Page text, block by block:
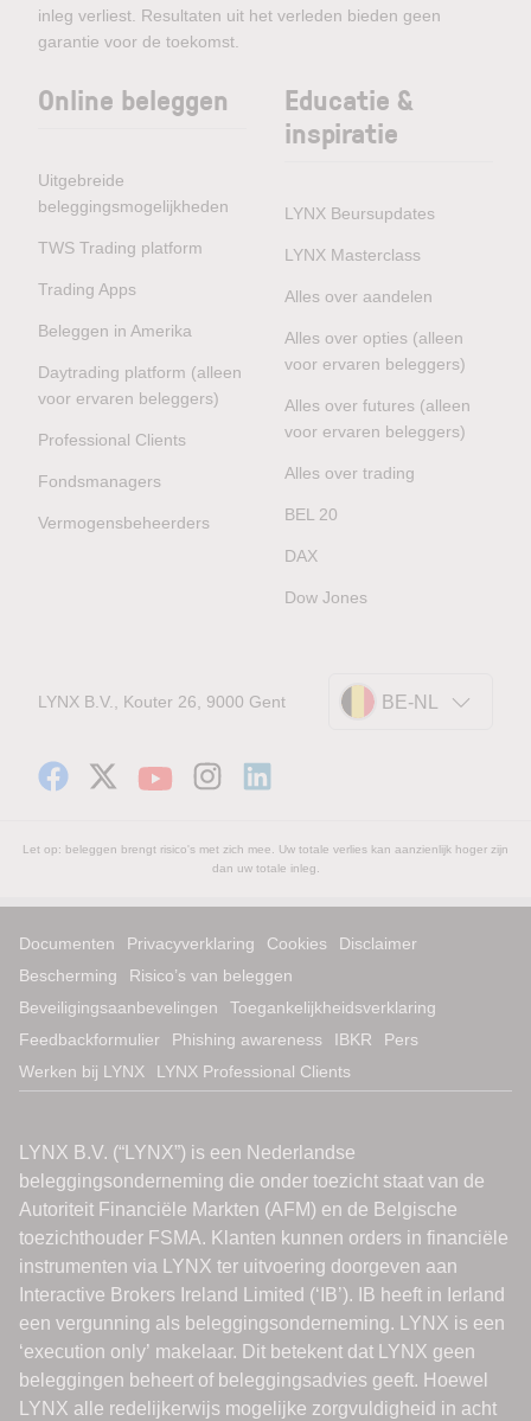
inleg verliest. Resultaten uit het verleden bieden geen
garantie voor de toekomst.
Online beleggen
Uitgebreide
beleggingsmogelijkheden
TWS Trading platform
Trading Apps
Beleggen in Amerika
Daytrading platform (alleen
voor ervaren beleggers)
Professional Clients
Fondsmanagers
Vermogensbeheerders
Educatie &
inspiratie
LYNX Beursupdates
LYNX Masterclass
Alles over aandelen
Alles over opties (alleen
voor ervaren beleggers)
Alles over futures (alleen
voor ervaren beleggers)
Alles over trading
BEL 20
DAX
Dow Jones
LYNX B.V., Kouter 26, 9000 Gent BE-NL
Let op: beleggen brengt risico's met zich mee. Uw totale verlies kan aanzienlijk hoger zijn
dan uw totale inleg.
Documenten Privacyverklaring Cookies
Disclaimer
Bescherming
Risico’s van beleggen
Beveiligingsaanbevelingen
Toegankelijkheidsverklaring
Feedbackformulier
Phishing awareness IBKR
Pers
Werken bij LYNX
LYNX Professional Clients